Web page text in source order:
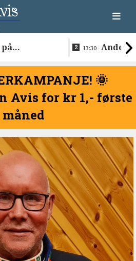
på
13:30 -Anders
Lakså
🌞
Avis for kr 1,- første
måned